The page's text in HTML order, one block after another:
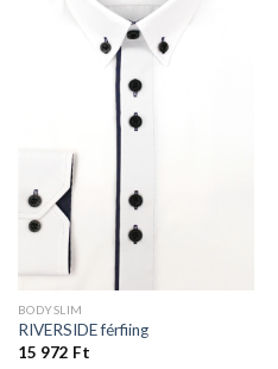
BODYSLIM
RIVERSIDE férfiing
15 972 Ft